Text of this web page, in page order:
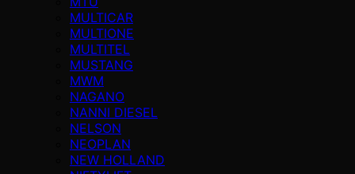
MULTICAR
MULTIONE
MULTITEL
MUSTANG
MWM
NAGANO
NANNI DIESEL
NELSON
NEOPLAN
NEW HOLLAND